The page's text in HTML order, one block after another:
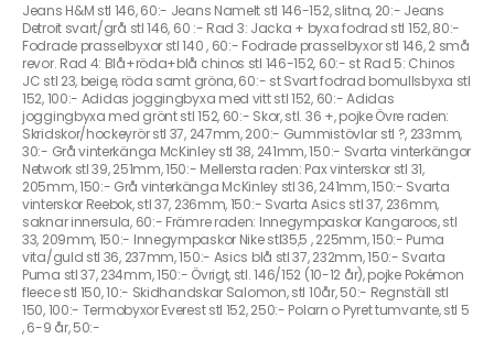
Jeans H&M stl 146, 60:- Jeans NameIt stl 146-152, slitna, 20:- Jeans
Detroit svart/grå stl 146, 60 :- Rad 3: Jacka + byxa fodrad stl 152, 80:-
Fodrade prasselbyxor stl 140 , 60:- Fodrade prasselbyxor stl 146, 2 små
revor. Rad 4: Blå+röda+blå chinos stl 146-152, 60:- st Rad 5: Chinos
JC stl 23, beige, röda samt gröna, 60:- st Svart fodrad bomullsbyxa stl
152, 100:- Adidas joggingbyxa med vitt stl 152, 60:- Adidas
joggingbyxa med grönt stl 152, 60:- Skor, stl. 36 +, pojke Övre raden:
Skridskor/hockeyrör stl 37, 247mm, 200:- Gummistövlar stl ?, 233mm,
30:- Grå vinterkänga McKinley stl 38, 241mm, 150:- Svarta vinterkängor
Network stl 39, 251mm, 150:- Mellersta raden: Pax vinterskor stl 31,
205mm, 150:- Grå vinterkänga McKinley stl 36, 241mm, 150:- Svarta
vinterskor Reebok, stl 37, 236mm, 150:- Svarta Asics stl 37, 236mm,
saknar innersula, 60:- Främre raden: Innegympaskor Kangaroos, stl
33, 209mm, 150:- Innegympaskor Nike stl35,5 , 225mm, 150:- Puma
vita/guld stl 36, 237mm, 150:- Asics blå stl 37, 232mm, 150:- Svarta
Puma stl 37, 234mm, 150:- Övrigt, stl. 146/152 (10-12 år), pojke Pokémon
fleece stl 150, 10:- Skidhandskar Salomon, stl 10år, 50:- Regnställ stl
150, 100:- Termobyxor Everest stl 152, 250:- Polarn o Pyret tumvante, stl 5
, 6-9 år, 50:-